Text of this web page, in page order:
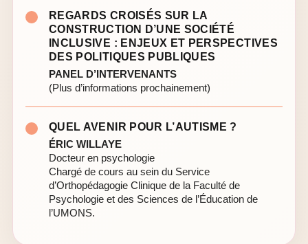
REGARDS CROISÉS SUR LA
CONSTRUCTION D’UNE SOCIÉTÉ
INCLUSIVE : ENJEUX ET PERSPECTIVES
DES POLITIQUES PUBLIQUES
PANEL D’INTERVENANTS
(Plus d’informations prochainement)
QUEL AVENIR POUR L’AUTISME ?
ÉRIC WILLAYE
Docteur en psychologie
Chargé de cours au sein du Service
d’Orthopédagogie Clinique de la Faculté de
Psychologie et des Sciences de l’Éducation de
l’UMONS.